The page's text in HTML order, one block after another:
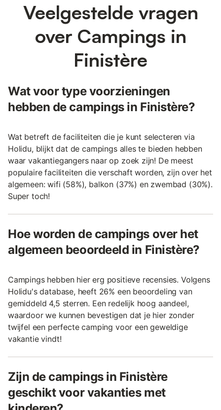
Veelgestelde vragen
over Campings in
Finistère
Wat voor type voorzieningen
hebben de campings in Finistère?
Wat betreft de faciliteiten die je kunt selecteren via
Holidu, blijkt dat de campings alles te bieden hebben
waar vakantiegangers naar op zoek zijn! De meest
populaire faciliteiten die verschaft worden, zijn over het
algemeen: wifi (58%), balkon (37%) en zwembad (30%).
Super toch!
Hoe worden de campings over het
algemeen beoordeeld in Finistère?
Campings hebben hier erg positieve recensies. Volgens
Holidu's database, heeft 26% een beoordeling van
gemiddeld 4,5 sterren. Een redelijk hoog aandeel,
waardoor we kunnen bevestigen dat je hier zonder
twijfel een perfecte camping voor een geweldige
vakantie vindt!
Zijn de campings in Finistère
geschikt voor vakanties met